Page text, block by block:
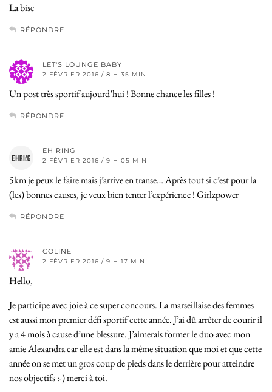
La bise
RÉPONDRE
LET'S LOUNGE BABY
2 FÉVRIER 2016 / 8 H 35 MIN
Un post très sportif aujourd’hui ! Bonne chance les filles !
RÉPONDRE
EH RING
2 FÉVRIER 2016 / 9 H 05 MIN
5km je peux le faire mais j’arrive en transe… Après tout si c’est pour la
(les) bonnes causes, je veux bien tenter l’expérience ! Girlzpower
RÉPONDRE
COLINE
2 FÉVRIER 2016 / 9 H 17 MIN
Hello,
Je participe avec joie à ce super concours. La marseillaise des femmes
est aussi mon premier défi sportif cette année. J’ai dû arrêter de courir il
y a 4 mois à cause d’une blessure. J’aimerais former le duo avec mon
amie Alexandra car elle est dans la même situation que moi et que cette
année on se met un gros coup de pieds dans le derrière pour atteindre
nos objectifs :-) merci à toi.